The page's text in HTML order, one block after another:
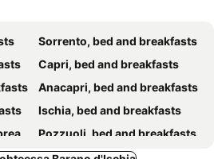
Poseidonia Rooms
MARGIE'S HOUSE SEA VIEW - Apartment
Sorrento, bed and breakfasts
Capri, bed and breakfasts
Anacapri, bed and breakfasts
Ischia, bed and breakfasts
Pozzuoli, bed and breakfasts
Ercolano, bed and breakfasts